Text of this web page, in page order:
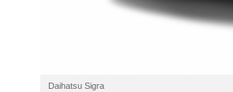
Daihatsu Sigra